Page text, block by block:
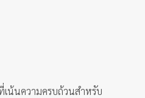
เน้นความครบถ้วนสำหรับ